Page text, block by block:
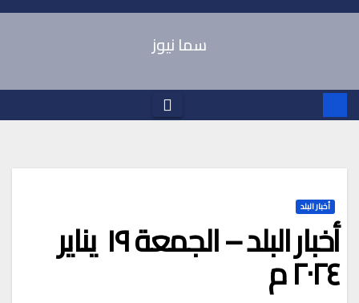
Skip
سما نيوز
أخبار البلد
أخبار البلد – الجمعة ١٩ يناير
٢٠٢٤ م